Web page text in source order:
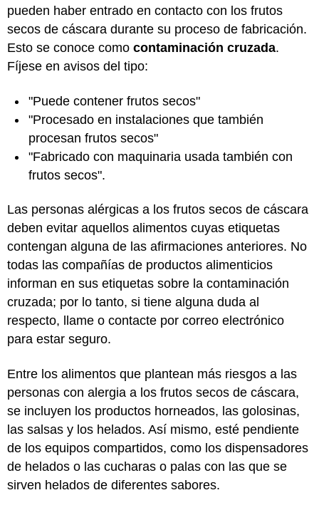
pueden haber entrado en contacto con los frutos
secos de cáscara durante su proceso de fabricación.
Esto se conoce como contaminación cruzada.
Fíjese en avisos del tipo:
"Puede contener frutos secos"
"Procesado en instalaciones que también
procesan frutos secos"
"Fabricado con maquinaria usada también con
frutos secos".
Las personas alérgicas a los frutos secos de cáscara
deben evitar aquellos alimentos cuyas etiquetas
contengan alguna de las afirmaciones anteriores. No
todas las compañías de productos alimenticios
informan en sus etiquetas sobre la contaminación
cruzada; por lo tanto, si tiene alguna duda al
respecto, llame o contacte por correo electrónico
para estar seguro.
Entre los alimentos que plantean más riesgos a las
personas con alergia a los frutos secos de cáscara,
se incluyen los productos horneados, las golosinas,
las salsas y los helados. Así mismo, esté pendiente
de los equipos compartidos, como los dispensadores
de helados o las cucharas o palas con las que se
sirven helados de diferentes sabores.